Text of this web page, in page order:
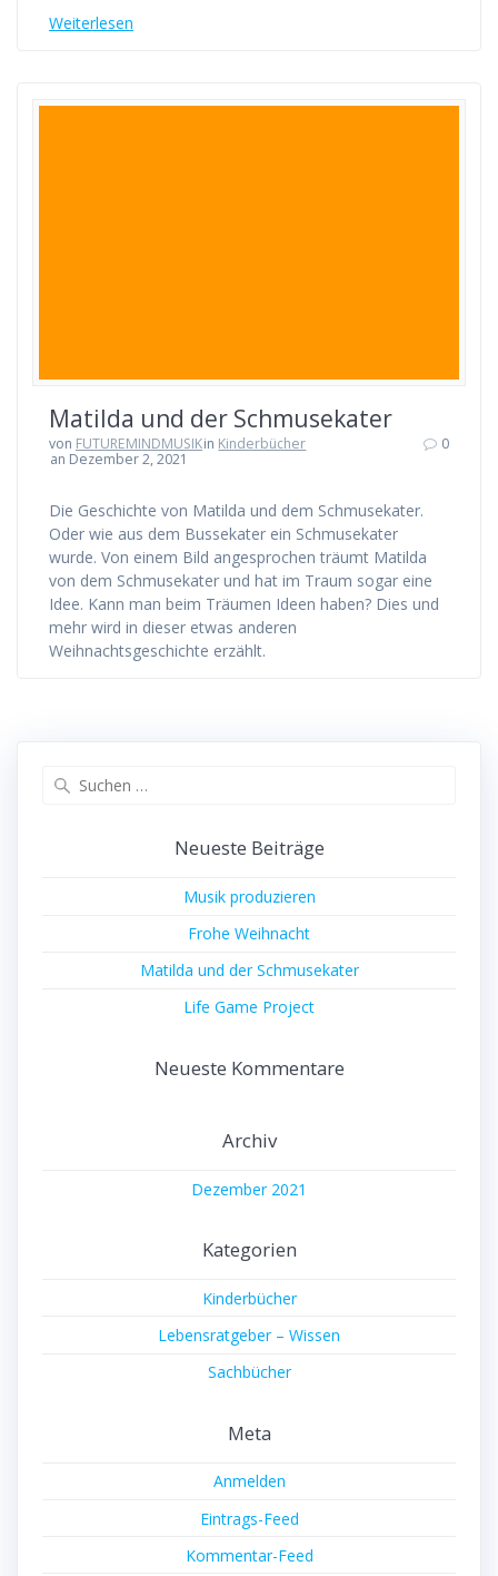
Weiterlesen
Matilda und der Schmusekater
von FUTUREMINDMUSIKin Kinderbücher
an Dezember 2, 2021
0
Die Geschichte von Matilda und dem Schmusekater.
Oder wie aus dem Bussekater ein Schmusekater
wurde. Von einem Bild angesprochen träumt Matilda
von dem Schmusekater und hat im Traum sogar eine
Idee. Kann man beim Träumen Ideen haben? Dies und
mehr wird in dieser etwas anderen
Weihnachtsgeschichte erzählt.
Neueste Beiträge
Musik produzieren
Frohe Weihnacht
Matilda und der Schmusekater
Life Game Project
Neueste Kommentare
Archiv
Dezember 2021
Kategorien
Kinderbücher
Lebensratgeber – Wissen
Sachbücher
Meta
Anmelden
Eintrags-Feed
Kommentar-Feed